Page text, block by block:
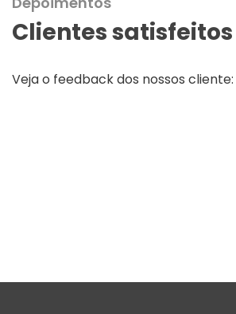
Clientes satisfeitos
Veja o feedback dos nossos cliente: